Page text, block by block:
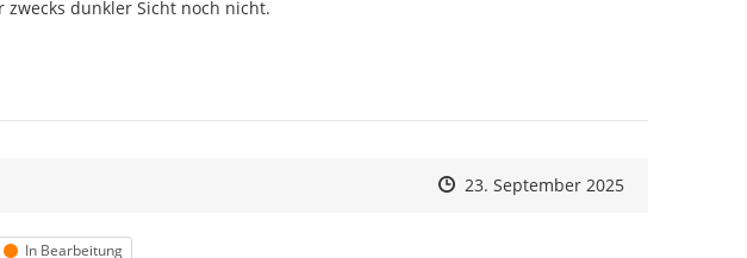
dunkler Sicht noch nicht.
Zeitpunkt des Erstellens
Zeitpunkt des Erstellens
23. September 2025Zur Äußerung
Status
In Bearbeitung